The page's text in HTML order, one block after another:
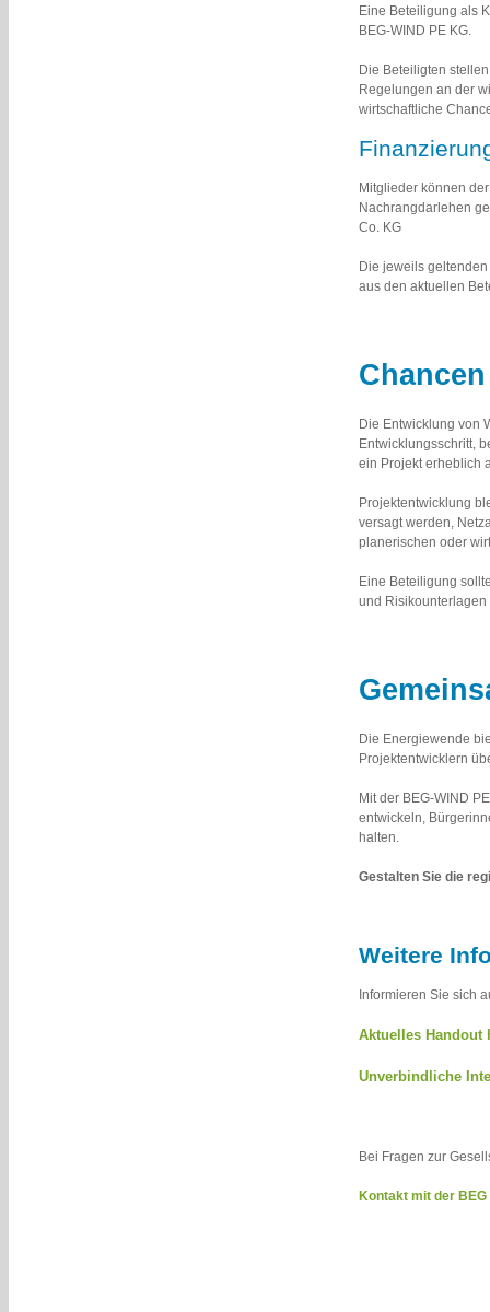
Eine Beteiligung als
BEG-WIND PE KG.
Die Beteiligten
Regelungen an der
wirtschaftliche
Mitglieder können
Nachrangdarlehen
Co. KG
Die jeweils
aus den aktuellen
Die Entwicklung von
Entwicklungsschritt,
ein Projekt erheblich
Projektentwicklung
versagt werden,
planerischen oder
Eine Beteiligung
und Risikounterlagen
Die Energiewende
Projektentwicklern
Mit der BEG-WIND
entwickeln,
halten.
Gestalten Sie die
Weitere
Informieren Sie sich
Aktuelles Handout
Unverbindliche
Bei Fragen zur
Kontakt mit der